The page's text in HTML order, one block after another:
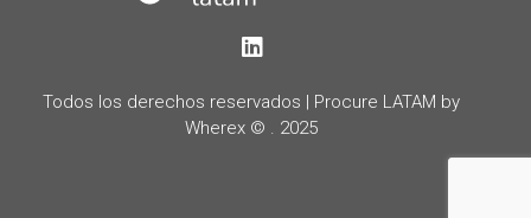
LinkedIn
Todos los derechos reservados | Procure LATAM by
Wherex © . 2025